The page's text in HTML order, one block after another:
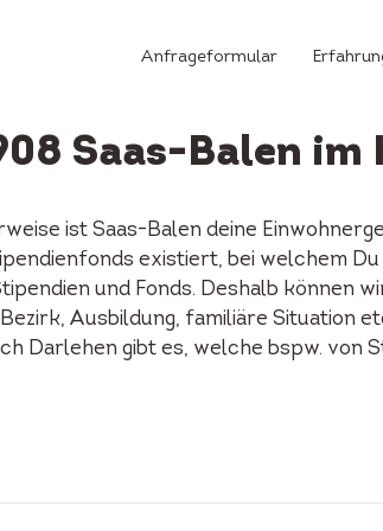
Anfrageformular
Saas-Balen im
ist Saas-Balen deine
existiert, bei welchem
und Fonds. Deshalb können
Ausbildung, familiäre Situation
Darlehen gibt es, welche bspw.